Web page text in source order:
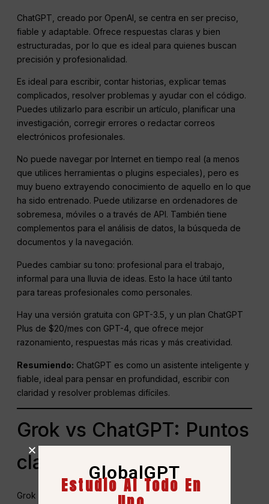
ChatGPT, creado por OpenAI, se centra en ser preciso,
fiable y adaptable. Ofrece respuestas claras y bien
estructuradas, por lo que es ideal para quienes buscan
precisión y profesionalidad.
Es ideal para escribir, contar historias, explicar temas
complicados, resolver problemas y ayudar con el código.
Puedes utilizarlo para escribir un artículo, planificar una
investigación, corregir errores o redactar correos
electrónicos profesionales.
No puede navegar por Internet en tiempo real (a menos
que utilices herramientas o plugins especiales), pero es
muy bueno extrayendo conocimiento de aquello en lo que
ha sido entrenado. Puede utilizarse en ordenadores de
sobremesa, móviles o a través de API. También tiene
complementos para el análisis de datos, la búsqueda de
documentos y la navegación.
Puedes cambiar su tono: profesional para el trabajo,
informal para una lluvia de ideas. Esto la hace útil tanto
para tareas profesionales como personales.
Hay una versión gratuita con GPT-3.5, y un plan ChatGPT
Plus de $20/mes con GPT-4, que ofrece mejor
razonamiento, respuestas más ricas y más creatividad.
Resumiendo: ChatGPT es como un asistente inteligente y
fiable, ideal para pensar en profundidad, escribir con
claridad y resolver problemas difíciles.
Grok vs ChatGPT: Puntos
clave
Grok y ChatGPT son potentes, pero muy diferentes.
GlobalGPT
Estudio AI Todo En